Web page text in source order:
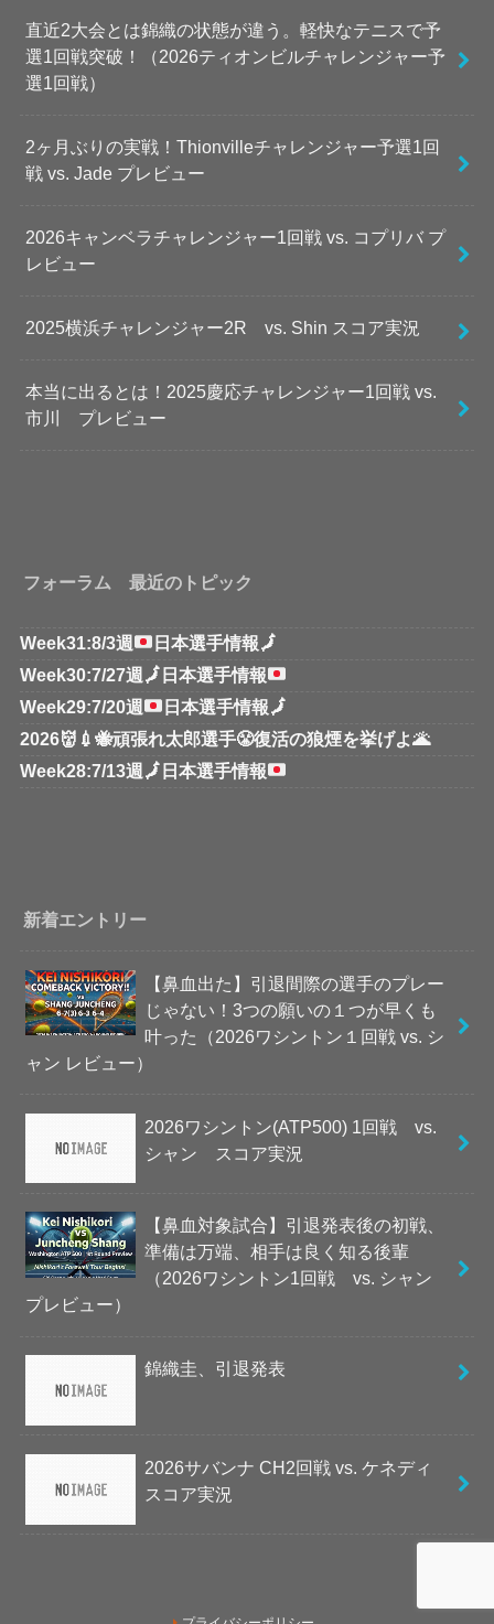
直近2大会とは錦織の状態が違う。軽快なテニスで予
選1回戦突破！（2026ティオンビルチャレンジャー予
選1回戦）
2ヶ月ぶりの実戦！Thionvilleチャレンジャー予選1回
戦 vs. Jade プレビュー
2026キャンベラチャレンジャー1回戦 vs. コプリバ プ
レビュー
2025横浜チャレンジャー2R vs. Shin スコア実況
本当に出るとは！2025慶応チャレンジャー1回戦 vs.
市川 プレビュー
フォーラム 最近のトピック
Week31:8/3週 日本選手情報🗾
Week30:7/27週 🗾 日本選手情報
Week29:7/20週
日本選手情報🗾
2026👹💉🐝頑張れ太郎選手😤復活の狼煙を挙げよ🌋
Week28:7/13週 🗾 日本選手情報
新着エントリー
【鼻血出た】引退間際の選手のプレー
じゃない！3つの願いの１つが早くも
叶った（2026ワシントン１回戦 vs. シ
ャン レビュー）
2026ワシントン(ATP500) 1回戦 vs.
シャン スコア実況
【鼻血対象試合】引退発表後の初戦、
準備は万端、相手は良く知る後輩
（2026ワシントン1回戦 vs. シャン
プレビュー）
錦織圭、引退発表
2026サバンナ CH2回戦 vs. ケネディ
スコア実況